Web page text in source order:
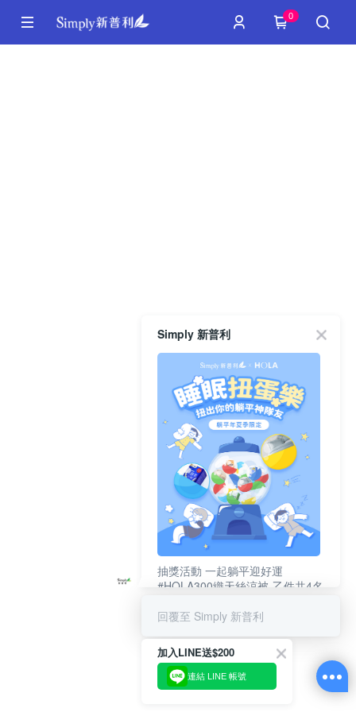
0
Simply 新普利
抽獎活動 一起躺平迎好運
#HOLA300織天絲涼被-乙件共4名
回覆至 Simply 新普利
加入LINE送$200
連結 LINE 帳號